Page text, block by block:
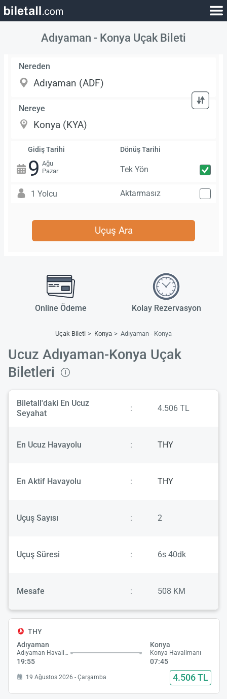
Adıyaman - Konya Uçak Bileti
Nereden
Nereye
Gidiş Tarihi
9 Ağu
Pazar
Dönüş Tarihi
Tek Yön
1 Yolcu Aktarmasız
Uçuş Ara
Online Ödeme Kolay Rezervasyon
Uçak Bileti Konya Adıyaman - Konya
Ucuz Adıyaman-Konya Uçak
Biletleri
Biletall'daki En Ucuz
Seyahat
: 4.506 TL
En Ucuz Havayolu : THY
En Aktif Havayolu : THY
Uçuş Sayısı : 2
Uçuş Süresi : 6s 40dk
Mesafe : 508 KM
THY
Adıyaman
Adıyaman Havalimanı
19:55
Konya
Konya Havalimanı
07:45
19 Ağustos 2026 - Çarşamba 4.506 TL